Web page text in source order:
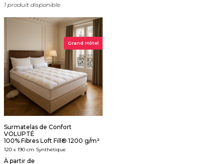
1 produit disponible
Grand Hôtel
Surmatelas de Confort
VOLUPTÉ
100% Fibres Loft Fill® 1200 g/m²
120 x 190 cm Synthétique